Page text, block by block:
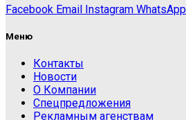
Facebook Email Instagram WhatsApp
Меню
Контакты
Новости
О Компании
Спецпредложения
Рекламным агенствам